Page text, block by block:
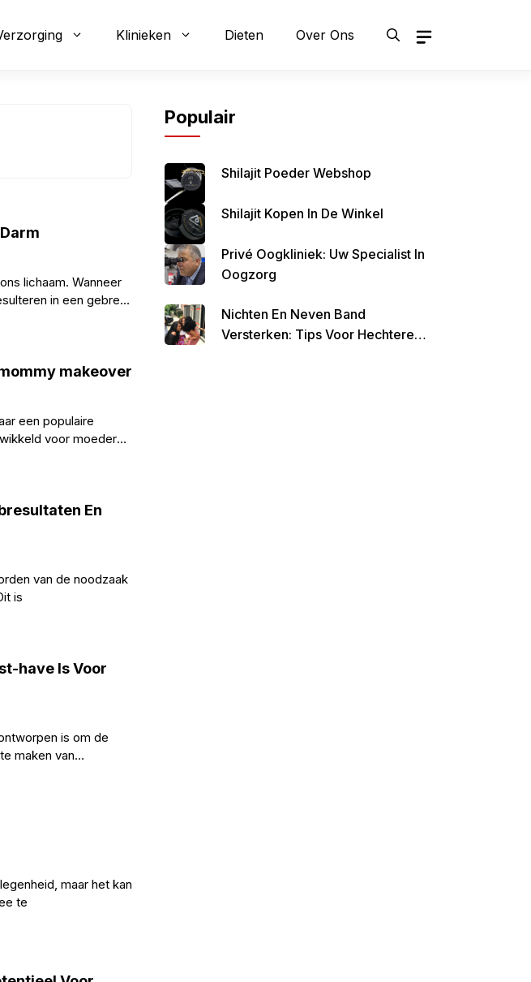
Klinieken Dieten Over Ons
lichaam. Wanneer
in een gebrek
makeover
een populaire
voor moeders
En
van de noodzaak
is
have Is Voor
is om de
maken van
maar het kan
te
Populair
Shilajit Poeder Webshop
Shilajit Kopen In De Winkel
Privé Oogkliniek: Uw Specialist In
Oogzorg
Nichten En Neven Band
Versterken: Tips Voor Hechtere